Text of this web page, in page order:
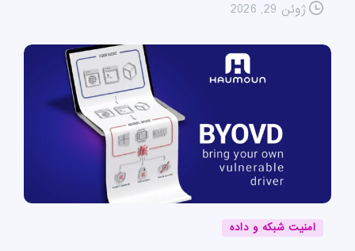
ژوئن 29, 2026
امنیت شبکه و داده